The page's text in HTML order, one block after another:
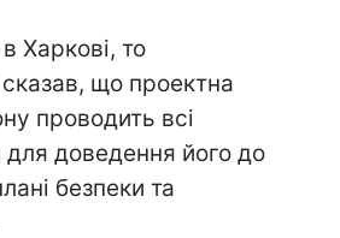
Харкові, то
що проектна
проводить всі
для доведення його до
безпеки та